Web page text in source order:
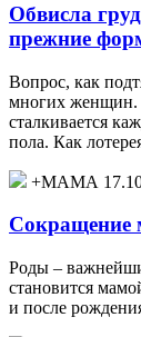
Обвисла
прежние
Вопрос, как
многих женщин.
сталкивается
пола. Как
+МАМА
Сокращение
Роды –
становится
и после